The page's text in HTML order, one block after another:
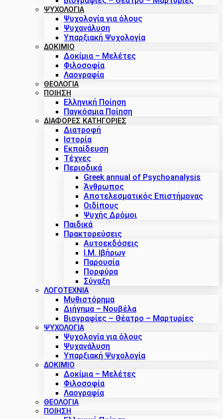
ΨΥΧΟΛΟΓΙΑ
Ψυχολογία για όλους
Ψυχανάλυση
Υπαρξιακή Ψυχολογία
ΔΟΚΊΜΙΟ
Δοκίμια – Μελέτες
Φιλοσοφία
Λαογραφία
ΘΕΟΛΟΓΙΑ
ΠΟΙΗΣΗ
Ελληνική Ποίηση
Παγκόσμια Ποίηση
ΔΙΑΦΟΡΕΣ ΚΑΤΗΓΟΡΙΕΣ
Διατροφή
Ιστορία
Εκπαίδευση
Τέχνες
Περιοδικά
Greek annual of Psychoanalysis
Άνθρωπος
Αποτελεσματικός Επιστήμονας
Οιδίπους
Ψυχής Δρόμοι
Παιδικά
Πρακτoρεύσεις
Αυτοεκδόσεις
Ι.Μ. Ιβήρων
Παρουσία
Πορφύρα
Σύναξη
ΛΟΓΟΤΕΧΝΙΑ
Μυθιστόρημα
Διήγημα – Νουβέλα
Βιογραφίες – Θέατρο – Μαρτυρίες
ΨΥΧΟΛΟΓΙΑ
Ψυχολογία για όλους
Ψυχανάλυση
Υπαρξιακή Ψυχολογία
ΔΟΚΊΜΙΟ
Δοκίμια – Μελέτες
Φιλοσοφία
Λαογραφία
ΘΕΟΛΟΓΙΑ
ΠΟΙΗΣΗ